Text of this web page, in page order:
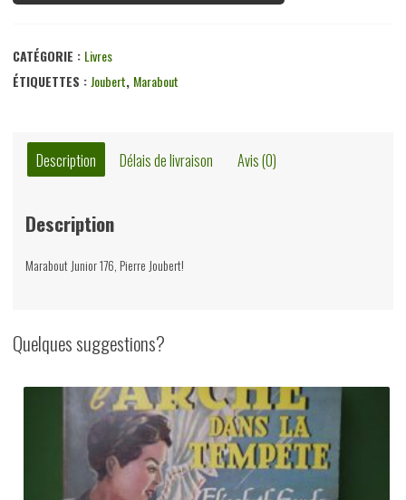
CATÉGORIE : Livres
ÉTIQUETTES :Joubert, Marabout
Description Délais de livraison Avis (0)
Description
Marabout Junior 176, Pierre Joubert!
Quelques suggestions?